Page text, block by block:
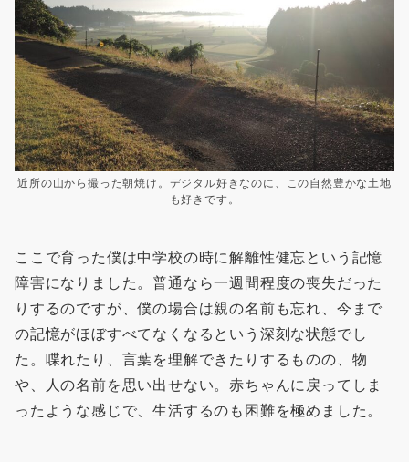
近所の山から撮った朝焼け。デジタル好きなのに、この自然豊かな土地
も好きです。
ここで育った僕は中学校の時に解離性健忘という記憶
障害になりました。普通なら一週間程度の喪失だった
りするのですが、僕の場合は親の名前も忘れ、今まで
の記憶がほぼすべてなくなるという深刻な状態でし
た。喋れたり、言葉を理解できたりするものの、物
や、人の名前を思い出せない。赤ちゃんに戻ってしま
ったような感じで、生活するのも困難を極めました。